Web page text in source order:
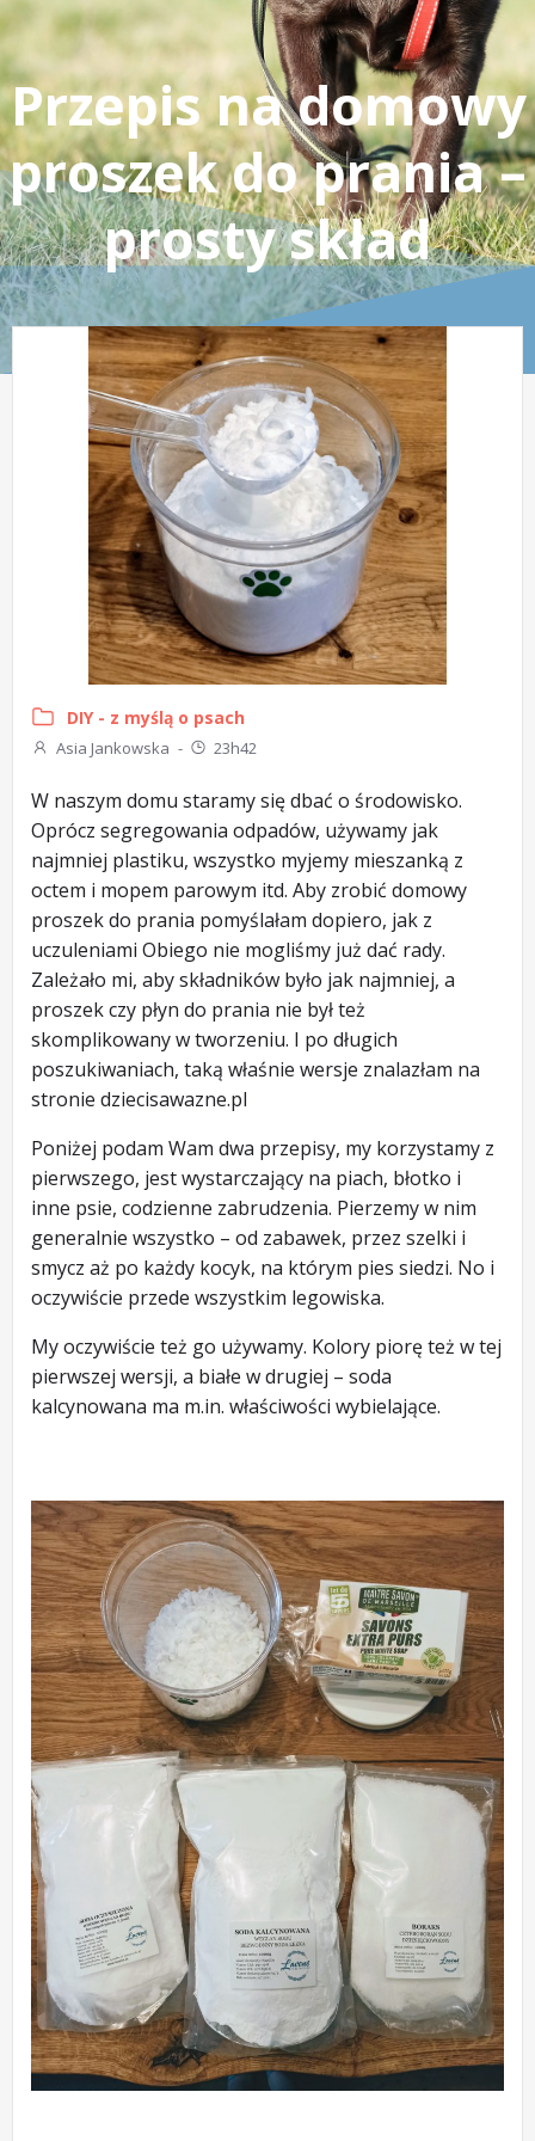
Przepis na domowy
proszek do prania –
prosty skład
DIY - z myślą o psach
Asia Jankowska - 23h42
W naszym domu staramy się dbać o środowisko.
Oprócz segregowania odpadów, używamy jak
najmniej plastiku, wszystko myjemy mieszanką z
octem i mopem parowym itd. Aby zrobić domowy
proszek do prania pomyślałam dopiero, jak z
uczuleniami Obiego nie mogliśmy już dać rady.
Zależało mi, aby składników było jak najmniej, a
proszek czy płyn do prania nie był też
skomplikowany w tworzeniu. I po długich
poszukiwaniach, taką właśnie wersje znalazłam na
stronie dziecisawazne.pl
Poniżej podam Wam dwa przepisy, my korzystamy z
pierwszego, jest wystarczający na piach, błotko i
inne psie, codzienne zabrudzenia. Pierzemy w nim
generalnie wszystko – od zabawek, przez szelki i
smycz aż po każdy kocyk, na którym pies siedzi. No i
oczywiście przede wszystkim legowiska.
My oczywiście też go używamy. Kolory piorę też w tej
pierwszej wersji, a białe w drugiej – soda
kalcynowana ma m.in. właściwości wybielające.